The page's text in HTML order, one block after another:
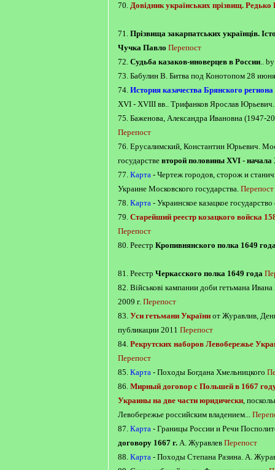
70. Довідник українських прізвищ.
71. Прізвища закарпатських українців.
Чучка Павло Перепост
72. Судьба казаков-иноверцев в России..
73. Бабулин В. Битва под Конотопом 28
74. История казачества Брянского
XVI - XVIII вв.. Трифанков Ярослав
75. Баженова, Александра Ивановна (1947-
Перепост
76. Ерусалимский, Константин Юрьевич.
государстве второй половины XVI - начала
77. Карта - Чертеж городов, сторож и
Украине Московского государства. Перепост
78. Карта - Украинское казацкое
79. Старейший реестр козацкого войска
Перепост
80. Реестр Кропивнянского полка 1649
81. Реестр Черкасского полка 1649 года
82. Військові кампании доби гетьмана
2009 г. Перепост
83. Уси гетьмани України от Журавлив,
публикации 2011 Перепост
84. Рекрутских наборов Левобережье
Перепост
85. Карта - Походы Богдана Хмельницкого
86. Мирный договор с Польшей в 1667
Украины на две части юридически,
Левобережье российским владением...
87. Карта - Границы России и Речи
договору 1667 г. А. Журавлев Перепост
88. Карта - Походы Степана Разина. А.